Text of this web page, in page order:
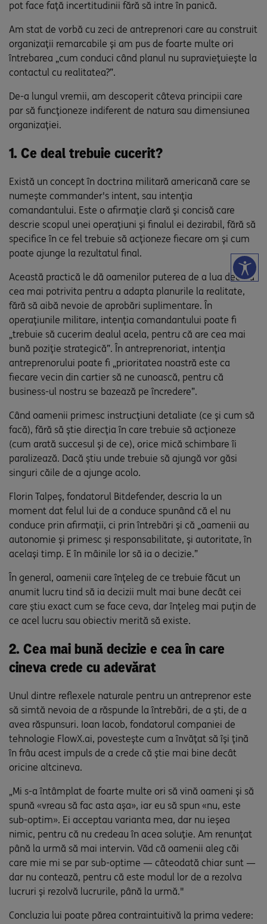
pot face față incertitudinii fără să intre în panică.
Am stat de vorbă cu zeci de antreprenori care au construit
organizații remarcabile și am pus de foarte multe ori
întrebarea „cum conduci când planul nu supraviețuiește la
contactul cu realitatea?”.
De-a lungul vremii, am descoperit câteva principii care
par să funcționeze indiferent de natura sau dimensiunea
organizației.
1. Ce deal trebuie cucerit?
Există un concept în doctrina militară americană care se
numește commander's intent, sau intenția
comandantului. Este o afirmație clară și concisă care
descrie scopul unei operațiuni și finalul ei dezirabil, fără să
specifice în ce fel trebuie să acționeze fiecare om și cum
poate ajunge la rezultatul final.
Această practică le dă oamenilor puterea de a lua decizia
cea mai potrivita pentru a adapta planurile la realitate,
fără să aibă nevoie de aprobări suplimentare. În
operațiunile militare, intenția comandantului poate fi
„trebuie să cucerim dealul acela, pentru că are cea mai
bună poziție strategică”. În antreprenoriat, intenția
antreprenorului poate fi „prioritatea noastră este ca
fiecare vecin din cartier să ne cunoască, pentru că
business-ul nostru se bazează pe încredere”.
Când oamenii primesc instrucțiuni detaliate (ce și cum să
facă), fără să știe direcția în care trebuie să acționeze
(cum arată succesul și de ce), orice mică schimbare îi
paralizează. Dacă știu unde trebuie să ajungă vor găsi
singuri căile de a ajunge acolo.
Florin Talpeș, fondatorul Bitdefender, descria la un
moment dat felul lui de a conduce spunând că el nu
conduce prin afirmații, ci prin întrebări și că „oamenii au
autonomie și primesc și responsabilitate, și autoritate, în
același timp. E în mâinile lor să ia o decizie.”
În general, oamenii care înțeleg de ce trebuie făcut un
anumit lucru tind să ia decizii mult mai bune decât cei
care știu exact cum se face ceva, dar înțeleg mai puțin de
ce acel lucru sau obiectiv merită să existe.
2. Cea mai bună decizie e cea în care
cineva crede cu adevărat
Unul dintre reflexele naturale pentru un antreprenor este
să simtă nevoia de a răspunde la întrebări, de a ști, de a
avea răspunsuri. Ioan Iacob, fondatorul companiei de
tehnologie FlowX.ai, povestește cum a învățat să își țină
în frâu acest impuls de a crede că știe mai bine decât
oricine altcineva.
„Mi s-a întâmplat de foarte multe ori să vină oameni și să
spună «vreau să fac asta așa», iar eu să spun «nu, este
sub-optim». Ei acceptau varianta mea, dar nu ieșea
nimic, pentru că nu credeau în acea soluție. Am renunțat
până la urmă să mai intervin. Văd că oamenii aleg căi
care mie mi se par sub-optime — câteodată chiar sunt —
dar nu contează, pentru că este modul lor de a rezolva
lucruri și rezolvă lucrurile, până la urmă."
Concluzia lui poate părea contraintuitivă la prima vedere: